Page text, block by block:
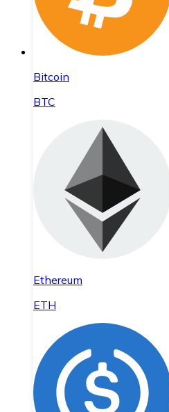
Bitcoin
BTC
Ethereum
ETH